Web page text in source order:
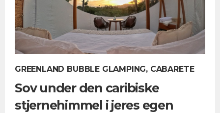
GREENLAND BUBBLE GLAMPING, CABARETE
Sov under den caribiske
stjernehimmel i jeres egen